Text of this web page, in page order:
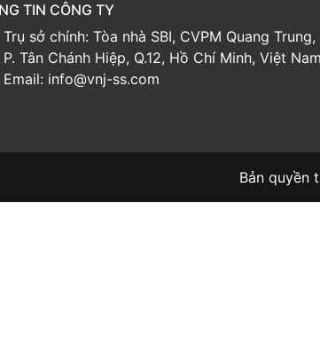
TIN CÔNG TY
Trụ sở chính: Tòa nhà SBI, CVPM Quang Trung,
P. Tân Chánh Hiệp, Q.12, Hồ Chí Minh, Việt Nam
Email: info@vnj-ss.com
Bản quyền